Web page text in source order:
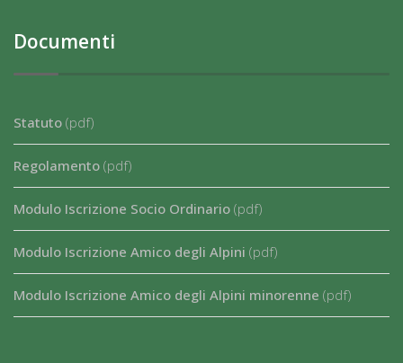
Documenti
Statuto (pdf)
Regolamento (pdf)
Modulo Iscrizione Socio Ordinario (pdf)
Modulo Iscrizione Amico degli Alpini (pdf)
Modulo Iscrizione Amico degli Alpini minorenne (pdf)